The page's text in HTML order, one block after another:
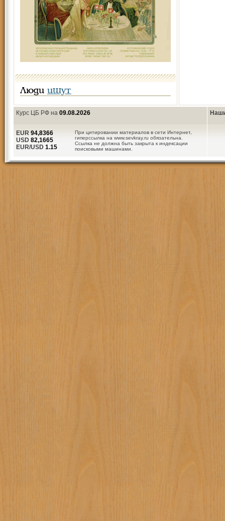
Люди ищут
Курс ЦБ РФ на 09.08.2026
При цитировании материалов в сети Интернет,
гиперссылка на www.sevkray.ru обязательна.
Ссылка не должна быть закрыта к индексации
поисковыми машинами.
EUR 94,8366
USD 82,1665
EUR/USD 1.15